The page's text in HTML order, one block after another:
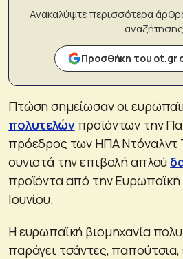
Ανακαλύψτε περισσότερα
αναζήτησης
Προσθήκη του ot.gr
Πτώση σημείωσαν οι
πολυτελώνπροϊόντων την
πρόεδρος των ΗΠΑ Ντόναλντ
συνιστά την επιβολή απλού
προϊόντα από την
Ιουνίου.
Η ευρωπαϊκή βιομηχανία
παράγει τσάντες, παπούτσια,